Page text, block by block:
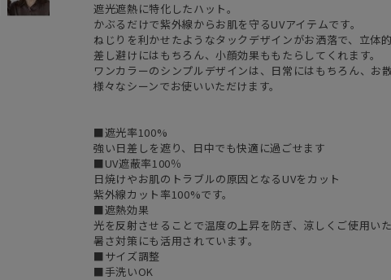
遮光遮熱に特化したハット。
かぶるだけで紫外線からお肌を守るUVアイテムです。
ねじりを利かせたようなタックデザインがお洒落で、立体
差し避けにはもちろん、小顔効果ももたらしてくれます。
ワンカラーのシンプルデザインは、日常にはもちろん、お
様々なシーンでお使いいただけます。
■遮光率100%
強い日差しを遮り、日中でも快適に過ごせます
■UV遮蔽率100％
日焼けやお肌のトラブルの原因となるUVをカット
紫外線カット率100%です。
■遮熱効果
光を反射させることで温度の上昇を防ぎ、涼しくご使用いた
暑さ対策にも活用されています。
■サイズ調整
■手洗いOK